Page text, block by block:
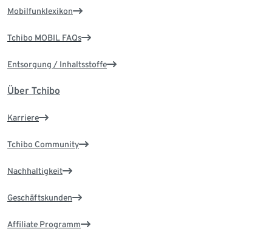
Mobilfunklexikon
Tchibo MOBIL FAQs
Entsorgung / Inhaltsstoffe
Über Tchibo
Karriere
Tchibo Community
Nachhaltigkeit
Geschäftskunden
Affiliate Programm